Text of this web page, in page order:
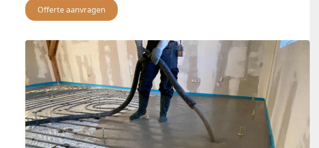
Offerte aanvragen